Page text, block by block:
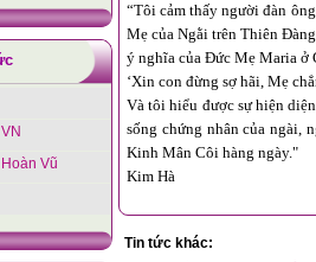
Vũ
“Tôi cảm thấy người đàn
Mẹ của Ngằi trên Thiên
ý nghĩa của Đức Mẹ Maria ở
‘Xin con đừng sợ hãi, Mẹ
Và tôi hiểu được sự hiện
sống chứng nhân của ngài,
Kinh Mân Côi hàng ngày."
Kim Hà
Tin tức khác: